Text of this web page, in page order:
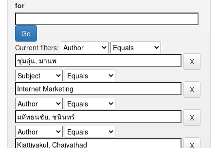
for
Current filters: